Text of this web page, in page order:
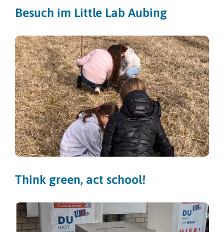
Besuch im Little Lab Aubing
Think green, act school!